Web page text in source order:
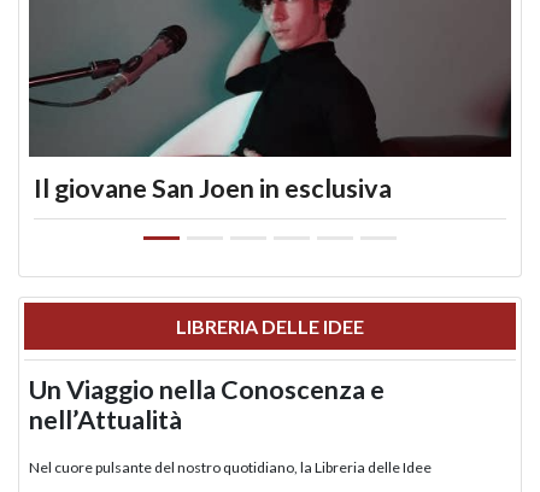
Il giovane San Joen in esclusiva
LIBRERIA DELLE IDEE
Un Viaggio nella Conoscenza e
nell’Attualità
Nel cuore pulsante del nostro quotidiano, la Libreria delle Idee